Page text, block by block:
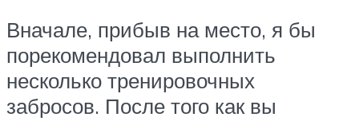
Вначале, прибыв на место, я бы
порекомендовал выполнить
несколько тренировочных
забросов. После того как вы